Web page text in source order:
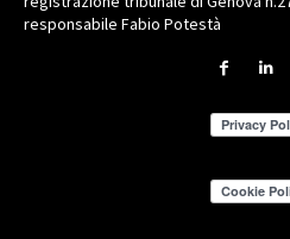
responsabile Fabio Potestà